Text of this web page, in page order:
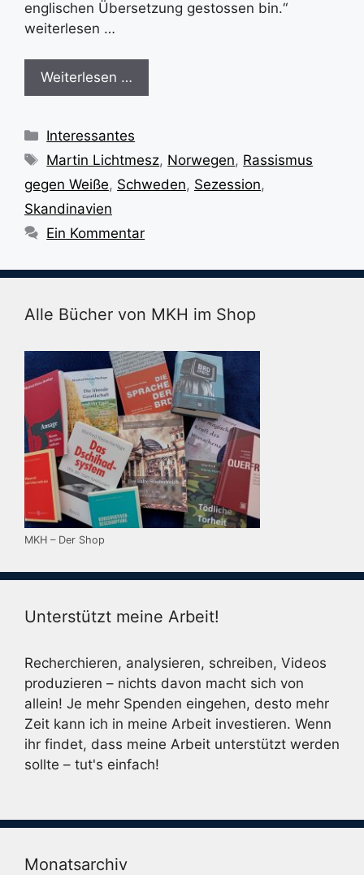
englischen Übersetzung gestossen bin.“
weiterlesen …
Weiterlesen …
Kategorien
Interessantes
Schlagwörter
Martin Lichtmesz, Norwegen, Rassismus
gegen Weiße, Schweden, Sezession,
Skandinavien
Ein Kommentar
Alle Bücher von MKH im Shop
MKH – Der Shop
Unterstützt meine Arbeit!
Recherchieren, analysieren, schreiben, Videos
produzieren – nichts davon macht sich von
allein! Je mehr Spenden eingehen, desto mehr
Zeit kann ich in meine Arbeit investieren. Wenn
ihr findet, dass meine Arbeit unterstützt werden
sollte – tut's einfach!
Monatsarchiv